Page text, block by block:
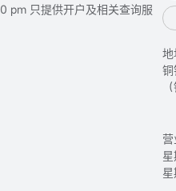
pm 只提供开户及相关查询服
地
营